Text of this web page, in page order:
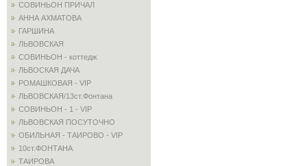
СОВИНЬОН ПРИЧАЛ
АННА АХМАТОВА
ГАРШИНА
ЛЬВОВСКАЯ
СОВИНЬОН - коттедж
ЛЬВОСКАЯ ДАЧА
РОМАШКОВАЯ - VIP
ЛЬВОВСКАЯ/13ст.Фонтана
СОВИНЬОН - 1 - VIP
ЛЬВОВСКАЯ ПОСУТОЧНО
ОБИЛЬНАЯ - ТАИРОВО - VIP
10ст.ФОНТАНА
ТАИРОВА